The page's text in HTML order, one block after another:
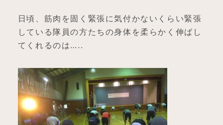
日頃、筋肉を固く緊張に気付かないくらい緊張
している隊員の方たちの身体を柔らかく伸ばし
てくれるのは…..